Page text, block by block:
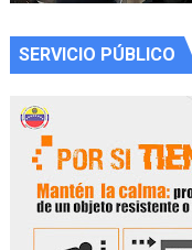
SERVICIO PÚBLICO